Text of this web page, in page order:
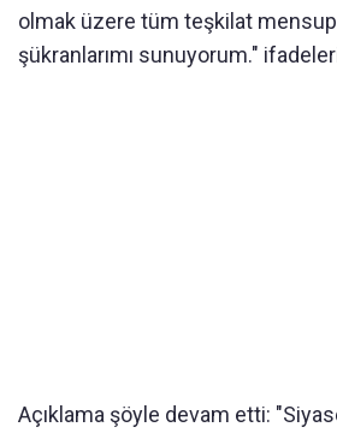
olmak üzere tüm teşkilat
şükranlarımı sunuyorum."
Açıklama şöyle devam etti: